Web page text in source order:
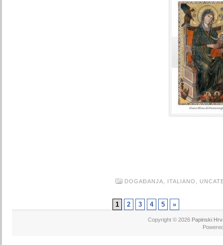
DOGAĐANJA, ITALIANO,
1 2 3 4 5 »
Copyright © 2026 Papinski